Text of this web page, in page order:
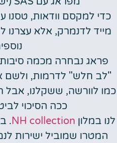
כדי למקסם וודאות, טסנו
מייד לדנמרק, אלא עצרנו
פראג נבחרה מכמה
"לב חלש" לדרמות, ולשם
כמו לוורשה, ששקלנו, אבל
ככה הסיכוי
לנו במלון NH collection
.
המטרו שמוביל ישירות